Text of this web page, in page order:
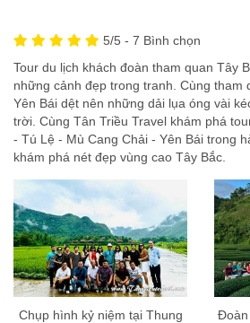
5/5 - 7 Bình chọn
Tour du lịch khách đoàn tham quan Tây
những cảnh đẹp trong tranh. Cùng tham
Yên Bái dệt nên những dải lụa óng vài
trời. Cùng Tân Triều Travel khám phá
- Tú Lệ - Mù Cang Chải - Yên Bái trong
khám phá nét đẹp vùng cao Tây Bắc.
Chụp hình kỷ niệm tại Thung
Đoàn